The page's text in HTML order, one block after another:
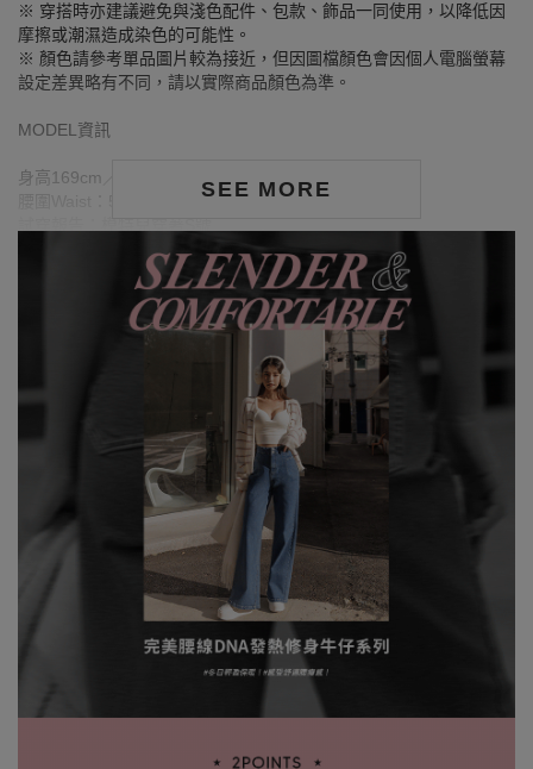
SEE MORE
※ 穿搭時亦建議避免與淺色配件、包款、飾品一同使用，以降低因
摩擦或潮濕造成染色的可能性。
※ 顏色請參考單品圖片較為接近，但因圖檔顏色會因個人電腦螢幕
設定差異略有不同，請以實際商品顏色為準。
MODEL資訊
身高169cm／胸圍Bust：80cm
腰圍Waist：59cm／臀圍hips：90cm
身高167cm／胸圍Bust：78cm
腰圍Waist：58cm／臀圍hips：86cm
試穿報告：模特兒穿著S號